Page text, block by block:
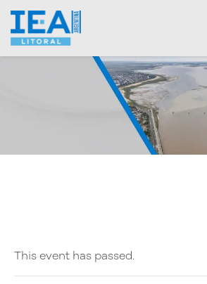
This event has passed.